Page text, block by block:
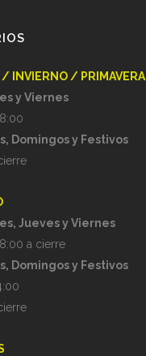
INVIERNO / PRIMAVERA
y Viernes
Domingos y Festivos
Jueves y Viernes
a cierre
Domingos y Festivos